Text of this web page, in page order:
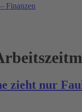
Finanzen
zieht nur